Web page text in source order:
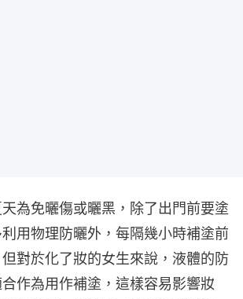
為免曬傷或曬黑，除了出門前要塗
用物理防曬外，每隔幾小時補塗前
對於化了妝的女生來說，液體的防
作為用作補塗，這樣容易影響妝